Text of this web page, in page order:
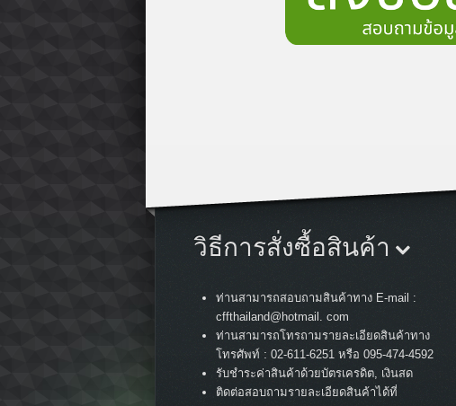
วิธีการสั่งซื้อสินค้า
ท่านสามารถสอบถามสินค้าทาง E-mail :
cffthailand@hotmail. com
ท่านสามารถโทรถามรายละเอียดสินค้าทาง
โทรศัพท์ : 02-611-6251 หรือ 095-474-4592
รับชำระค่าสินค้าด้วยบัตรเครดิต, เงินสด
ติดต่อสอบถามรายละเอียดสินค้าได้ที่